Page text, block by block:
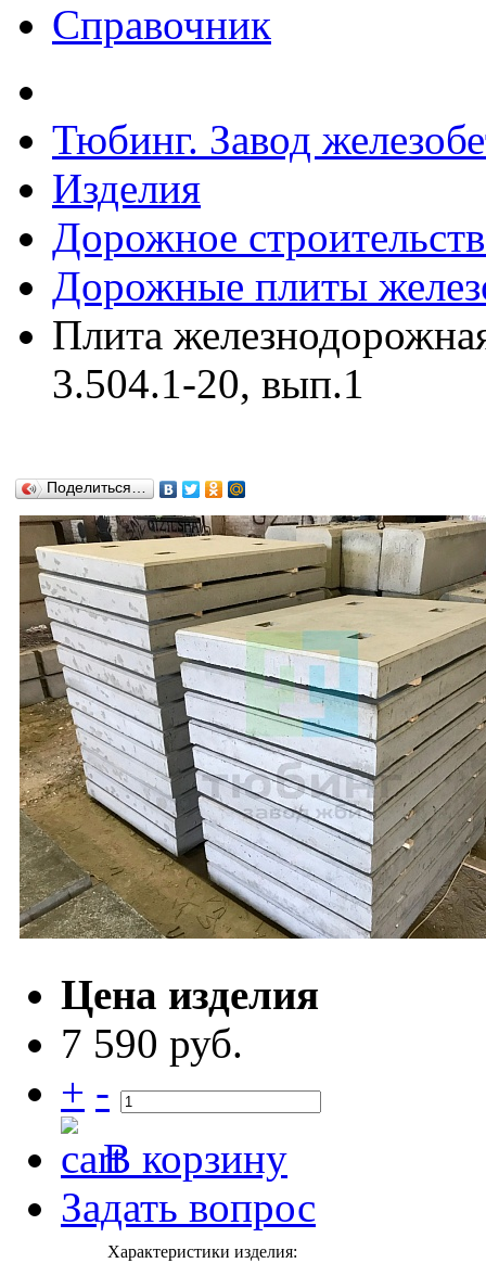
Справочник
Тюбинг. Завод
Изделия
Дорожное
Дорожные плиты
Плита
3.504.1-20, вып.1
Поделиться…
Цена изделия
7 590 руб.
+ -
В корзину
Задать вопрос
Характеристики изделия: